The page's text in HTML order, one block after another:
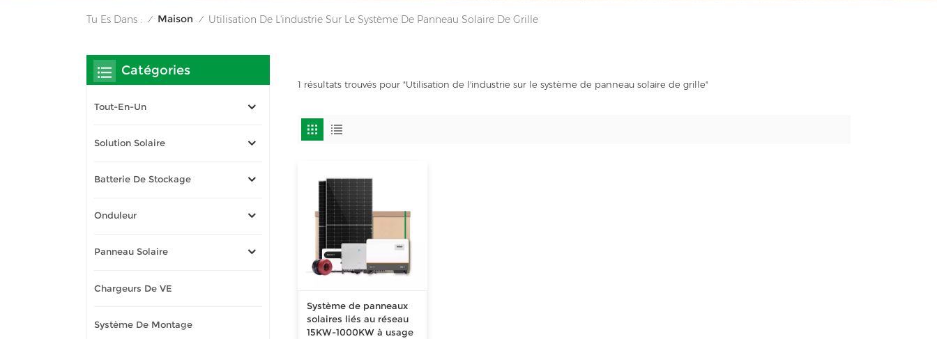
Tu Es Dans : / Maison / Utilisation De L'industrie Sur Le Système De Panneau Solaire De Grille
1 résultats trouvés pour "Utilisation de l'industrie sur le système de panneau solaire de grille"
Système de panneaux
solaires liés au réseau
15KW-1000KW à usage
Catégories
Tout-En-Un
Solution Solaire
Batterie De Stockage
Onduleur
Panneau Solaire
Chargeurs De VE
Système De Montage